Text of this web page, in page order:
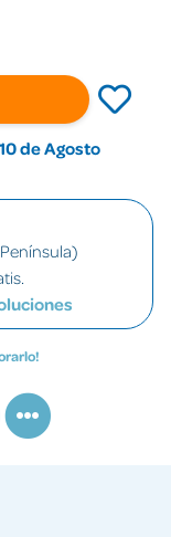
de Agosto